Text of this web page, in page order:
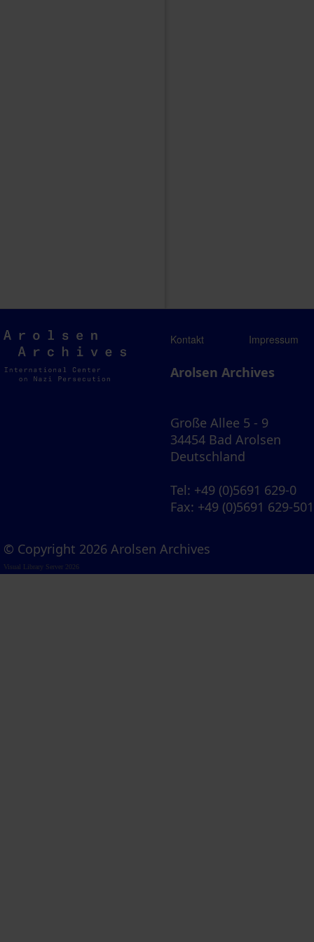
Arolsen
Archives
Kontakt Impressum
Arolsen Archives
Große Allee 5 - 9
34454 Bad Arolsen
Deutschland
Tel: +49 (0)5691 629-0
Fax: +49 (0)5691 629-501
© Copyright 2026 Arolsen Archives
Visual Library Server 2026